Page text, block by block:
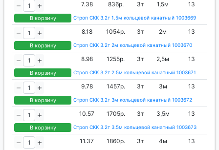
В корзину
7.38 836р. 3т 1,5м 13
Строп СКК 3.2т 1.5м кольцевой канатный 1003669
В корзину
8.18 1054р. 3т 2м 13
Строп СКК 3.2т 2м кольцевой канатный 1003670
В корзину
8.98 1255р. 3т 2,5м 13
Строп СКК 3.2т 2.5м кольцевой канатный 1003671
В корзину
9.78 1457р. 3т 3м 13
Строп СКК 3.2т 3м кольцевой канатный 1003672
В корзину
10.57 1705р. 3т 3,5м 13
Строп СКК 3.2т 3.5м кольцевой канатный 1003673
11.37 1860р. 3т 4м 13